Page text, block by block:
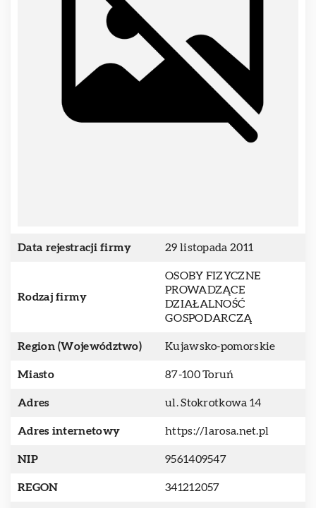
Data rejestracji firmy 29 listopada 2011
Rodzaj firmy
OSOBY FIZYCZNE
PROWADZĄCE
DZIAŁALNOŚĆ
GOSPODARCZĄ
Region (Województwo) Kujawsko-pomorskie
Miasto 87-100 Toruń
Adres ul. Stokrotkowa 14
Adres internetowy https://larosa.net.pl
NIP 9561409547
REGON 341212057